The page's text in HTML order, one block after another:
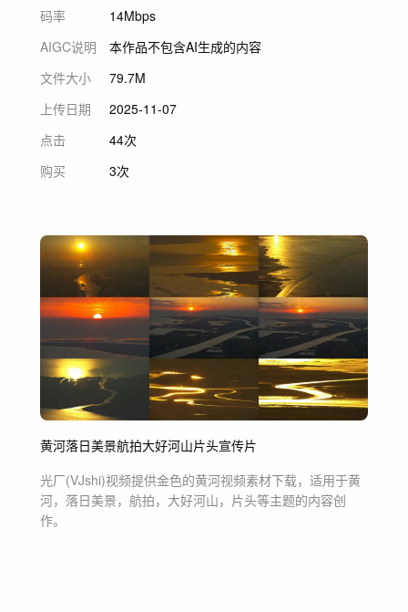
码率
14Mbps
AIGC说明
本作品不包含AI生成的内容
文件大小
79.7M
上传日期
2025-11-07
点击
44次
购买
3次
黄河落日美景航拍大好河山片头宣传片
光厂(VJshi)视频提供金色的黄河视频素材下载，适用于黄
河，落日美景，航拍，大好河山，片头等主题的内容创
作。